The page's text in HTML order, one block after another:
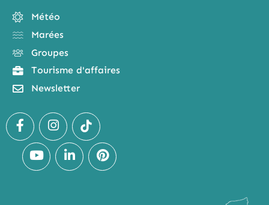
Météo
Marées
Groupes
Tourisme d'affaires
Newsletter